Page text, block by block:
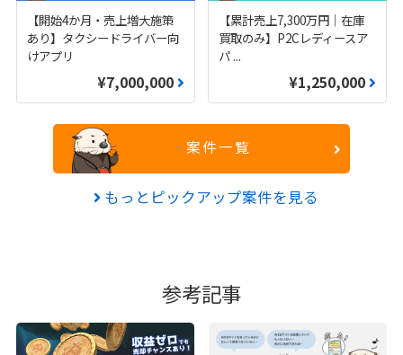
【開始4か月・売上増大施策
あり】タクシードライバー向
けアプリ
¥7,000,000
【累計売上7,300万円｜在庫
買取のみ】P2Cレディースア
パ ...
¥1,250,000
案件一覧
もっとピックアップ案件を見る
参考記事